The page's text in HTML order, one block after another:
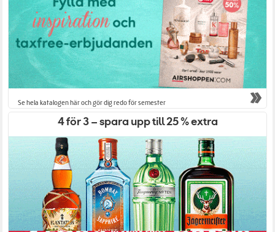
Se hela katalogen här och gör dig redo för semester
4 för 3 – spara upp till 25 % extra